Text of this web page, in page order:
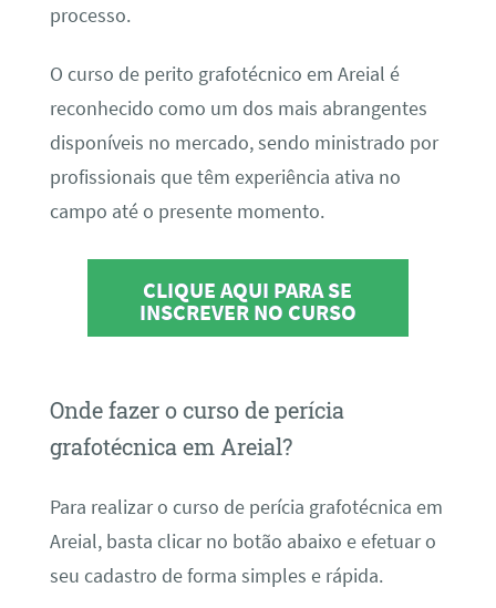
processo.
O curso de perito grafotécnico em Areial é
reconhecido como um dos mais abrangentes
disponíveis no mercado, sendo ministrado por
profissionais que têm experiência ativa no
campo até o presente momento.
CLIQUE AQUI PARA SE
INSCREVER NO CURSO
Onde fazer o curso de perícia
grafotécnica em Areial?
Para realizar o curso de perícia grafotécnica em
Areial, basta clicar no botão abaixo e efetuar o
seu cadastro de forma simples e rápida.